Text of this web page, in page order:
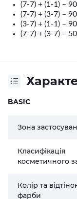
(7-7) + (1-1) –
(7-7) + (3-7) –
(3-7) + (1-1) –
(7-7) + (3-7) –
BASIC
Зона
Класифікація
косметичного
Колір та
фарби